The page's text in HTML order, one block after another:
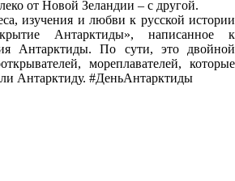
от Новой Зеландии – с другой.
изучения и любви к русской истории
Антарктиды», написанное к
Антарктиды. По сути, это двойной
мореплавателей, которые
Антарктиду. #ДеньАнтарктиды